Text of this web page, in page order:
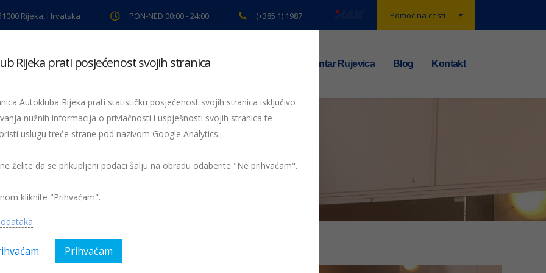
Pomoć na cesti
Rijeka, Hrvatska PON-NED 00:00 - 24:00 (+385 1) 1987
pregled Pomoć na cesti Servis Preventiva TS centar Rujevica Blog Kontakt
26. izdanje Županijskog natjecanja Sigurno u prometu IMG_3686
Rijeka prati posjećenost svojih stranica
Autokluba Rijeka prati statističku posjećenost svojih stranica isključivo
nužnih informacija o privlačnosti i uspješnosti svojih stranica te
uslugu treće strane pod nazivom Google Analytics.
želite da se prikupljeni podaci šalju na obradu odaberite "Ne prihvaćam".
kliknite "Prihvaćam".
Prihvaćam